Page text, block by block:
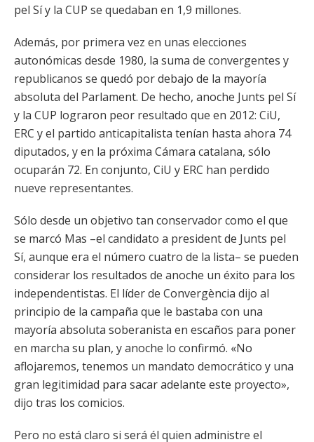
pel Sí y la CUP se quedaban en 1,9 millones.
Además, por primera vez en unas elecciones
autonómicas desde 1980, la suma de convergentes y
republicanos se quedó por debajo de la mayoría
absoluta del Parlament. De hecho, anoche Junts pel Sí
y la CUP lograron peor resultado que en 2012: CiU,
ERC y el partido anticapitalista tenían hasta ahora 74
diputados, y en la próxima Cámara catalana, sólo
ocuparán 72. En conjunto, CiU y ERC han perdido
nueve representantes.
Sólo desde un objetivo tan conservador como el que
se marcó Mas –el candidato a president de Junts pel
Sí, aunque era el número cuatro de la lista– se pueden
considerar los resultados de anoche un éxito para los
independentistas. El líder de Convergència dijo al
principio de la campaña que le bastaba con una
mayoría absoluta soberanista en escaños para poner
en marcha su plan, y anoche lo confirmó. «No
aflojaremos, tenemos un mandato democrático y una
gran legitimidad para sacar adelante este proyecto»,
dijo tras los comicios.
Pero no está claro si será él quien administre el